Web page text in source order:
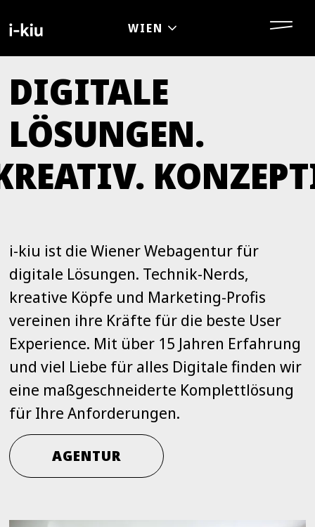
DIGITALE
LÖSUNGEN.
i-kiu ist die Wiener Webagentur für
digitale Lösungen. Technik-Nerds,
kreative Köpfe und Marketing-Profis
vereinen ihre Kräfte für die beste User
Experience. Mit über 15 Jahren Erfahrung
und viel Liebe für alles Digitale finden wir
eine maßgeschneiderte Komplettlösung
für Ihre Anforderungen.
AGENTUR